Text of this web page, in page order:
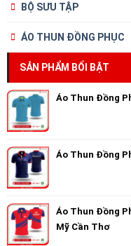
BỘ SƯU TẬP
ÁO THUN ĐỒNG PHỤC
SẢN PHẨM BỔI BẬT
Áo Thun Đồng
Áo Thun Đồng
Áo Thun Đồng
Mỹ Cần Thơ